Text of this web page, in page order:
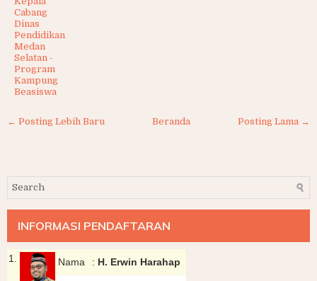
Cabang
Dinas
Pendidikan
Medan
Selatan -
Program
Kampung
Beasiswa
← Posting Lebih Baru Posting Lama →
Beranda
INFORMASI PENDAFTARAN
1. Nama : H. Erwin Harahap